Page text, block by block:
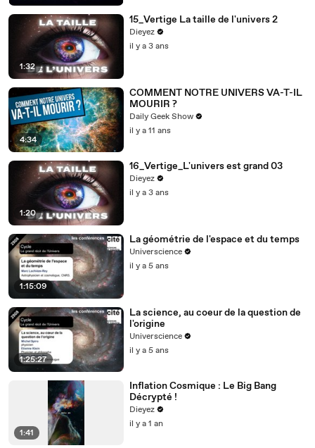
1:32
15_Vertige La taille de l'univers 2
Dieyez
il y a 3 ans
4:34
COMMENT NOTRE UNIVERS VA-T-IL
MOURIR ?
Daily Geek Show
il y a 11 ans
1:20
16_Vertige_L'univers est grand 03
Dieyez
il y a 3 ans
1:15:09
La géométrie de l'espace et du temps
Universcience
il y a 5 ans
1:25:27
La science, au coeur de la question de
l'origine
Universcience
il y a 5 ans
1:41
Inflation Cosmique : Le Big Bang
Décrypté !
Dieyez
il y a 1 an